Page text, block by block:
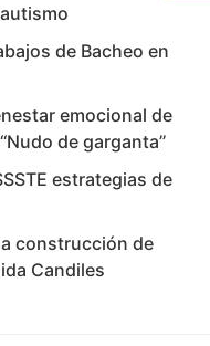
de Bacheo en
emocional de
de garganta’’
estrategias de
construcción de
Candiles